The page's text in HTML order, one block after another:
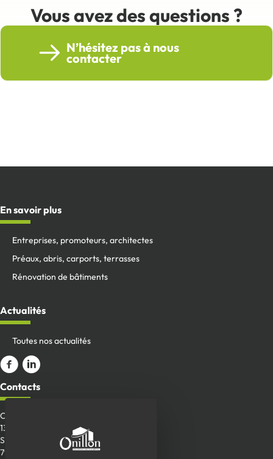
Vous avez des questions ?
N’hésitez pas à nous
contacter
En savoir plus
Entreprises, promoteurs, architectes
Préaux, abris, carports, terrasses
Rénovation de bâtiments
Actualités
Toutes nos actualités
Aller sur la page Facebook
ALler sur le compte Linkedin
Contacts
Onillon SAS
13 Place de la Roche
Saint-Aubin-de-Baubigné
79700 Mauléon